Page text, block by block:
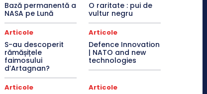
Bază permanentă a
NASA pe Lună
O raritate : pui de
vultur negru
Articole
S-au descoperit
rămășițele
faimosului
d’Artagnan?
Articole
Defence Innovation
| NATO and new
technologies
Articole Articole